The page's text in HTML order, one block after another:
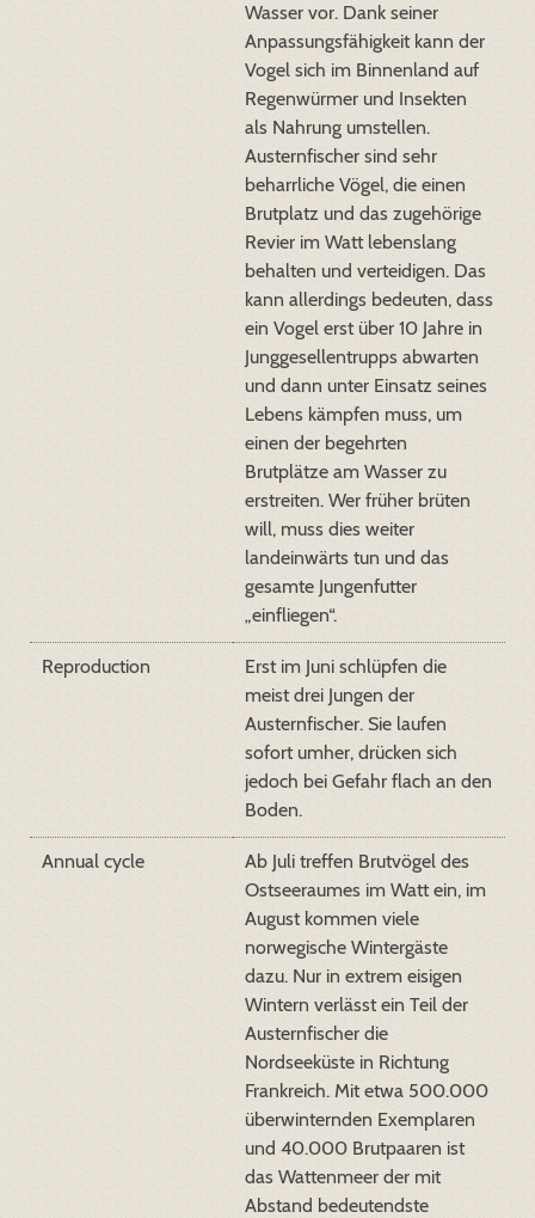
Wasser vor. Dank seiner
Anpassungsfähigkeit kann der
Vogel sich im Binnenland auf
Regenwürmer und Insekten
als Nahrung umstellen.
Austernfischer sind sehr
beharrliche Vögel, die einen
Brutplatz und das zugehörige
Revier im Watt lebenslang
behalten und verteidigen. Das
kann allerdings bedeuten, dass
ein Vogel erst über 10 Jahre in
Junggesellentrupps abwarten
und dann unter Einsatz seines
Lebens kämpfen muss, um
einen der begehrten
Brutplätze am Wasser zu
erstreiten. Wer früher brüten
will, muss dies weiter
landeinwärts tun und das
gesamte Jungenfutter
„einfliegen“.
Reproduction
Erst im Juni schlüpfen die
meist drei Jungen der
Austernfischer. Sie laufen
sofort umher, drücken sich
jedoch bei Gefahr flach an den
Boden.
Annual cycle
Ab Juli treffen Brutvögel des
Ostseeraumes im Watt ein, im
August kommen viele
norwegische Wintergäste
dazu. Nur in extrem eisigen
Wintern verlässt ein Teil der
Austernfischer die
Nordseeküste in Richtung
Frankreich. Mit etwa 500.000
überwinternden Exemplaren
und 40.000 Brutpaaren ist
das Wattenmeer der mit
Abstand bedeutendste